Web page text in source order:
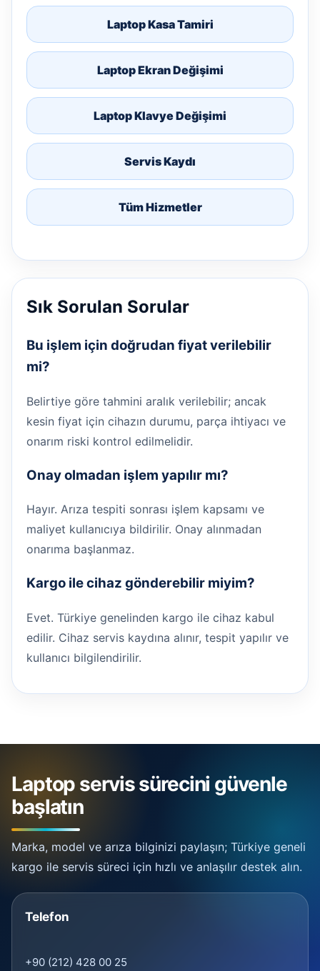
Laptop Kasa Tamiri
Laptop Ekran Değişimi
Laptop Klavye Değişimi
Servis Kaydı
Tüm Hizmetler
Sık Sorulan Sorular
Bu işlem için doğrudan fiyat verilebilir
mi?
Belirtiye göre tahmini aralık verilebilir; ancak
kesin fiyat için cihazın durumu, parça ihtiyacı ve
onarım riski kontrol edilmelidir.
Onay olmadan işlem yapılır mı?
Hayır. Arıza tespiti sonrası işlem kapsamı ve
maliyet kullanıcıya bildirilir. Onay alınmadan
onarıma başlanmaz.
Kargo ile cihaz gönderebilir miyim?
Evet. Türkiye genelinden kargo ile cihaz kabul
edilir. Cihaz servis kaydına alınır, tespit yapılır ve
kullanıcı bilgilendirilir.
Laptop servis sürecini güvenle
başlatın
Marka, model ve arıza bilginizi paylaşın; Türkiye geneli
kargo ile servis süreci için hızlı ve anlaşılır destek alın.
Telefon
+90 (212) 428 00 25